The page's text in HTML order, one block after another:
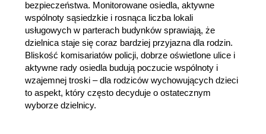
bezpieczeństwa. Monitorowane osiedla, aktywne
wspólnoty sąsiedzkie i rosnąca liczba lokali
usługowych w parterach budynków sprawiają, że
dzielnica staje się coraz bardziej przyjazna dla rodzin.
Bliskość komisariatów policji, dobrze oświetlone ulice i
aktywne rady osiedla budują poczucie wspólnoty i
wzajemnej troski – dla rodziców wychowujących dzieci
to aspekt, który często decyduje o ostatecznym
wyborze dzielnicy.